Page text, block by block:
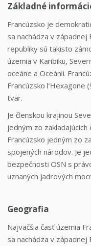
Základné
Francúzsko je
sa nachádza v západnej
republiky sú takisto
územia v Karibiku,
oceáne a Oceánii.
Francúzsko
tvar.
Je členskou krajinou
jedným zo
Francúzsko jedným zo
spojených národov. Je
bezpečnosti OSN s
uznaných jadrových
Geografia
Najväčšia časť územia
sa nachádza v západnej